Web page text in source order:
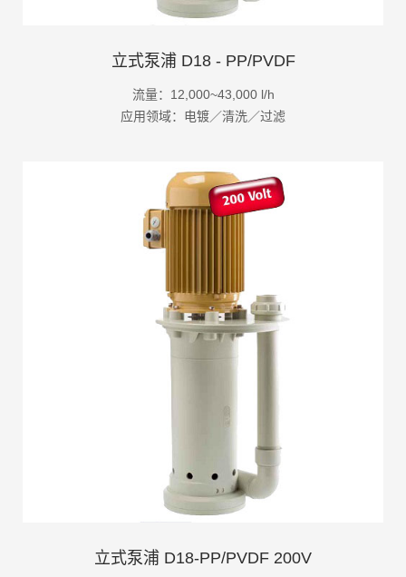
立式泵浦 D18 - PP/PVDF
流量：12,000~43,000 l/h
应用领域：电镀／清洗／过滤
立式泵浦 D18-PP/PVDF 200V